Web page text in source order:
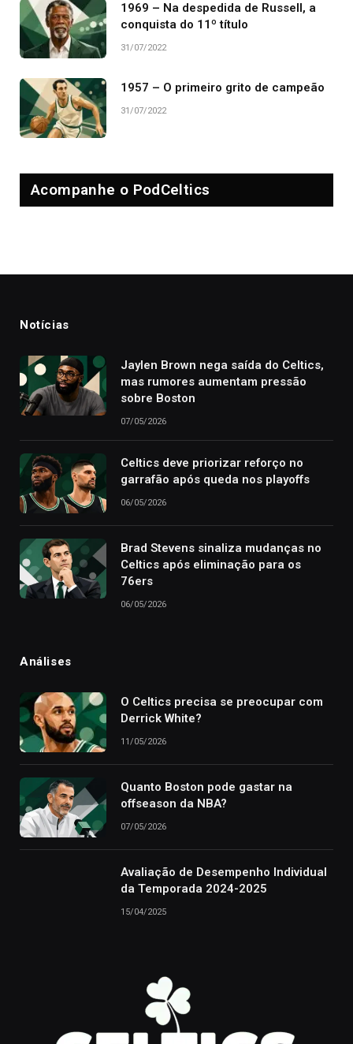
1969 – Na despedida de Russell, a
conquista do 11º título
31/07/2022
1957 – O primeiro grito de campeão
31/07/2022
Acompanhe o PodCeltics
Notícias
Jaylen Brown nega saída do Celtics,
mas rumores aumentam pressão
sobre Boston
07/05/2026
Celtics deve priorizar reforço no
garrafão após queda nos playoffs
06/05/2026
Brad Stevens sinaliza mudanças no
Celtics após eliminação para os
76ers
06/05/2026
Análises
O Celtics precisa se preocupar com
Derrick White?
11/05/2026
Quanto Boston pode gastar na
offseason da NBA?
07/05/2026
Avaliação de Desempenho Individual
da Temporada 2024-2025
15/04/2025